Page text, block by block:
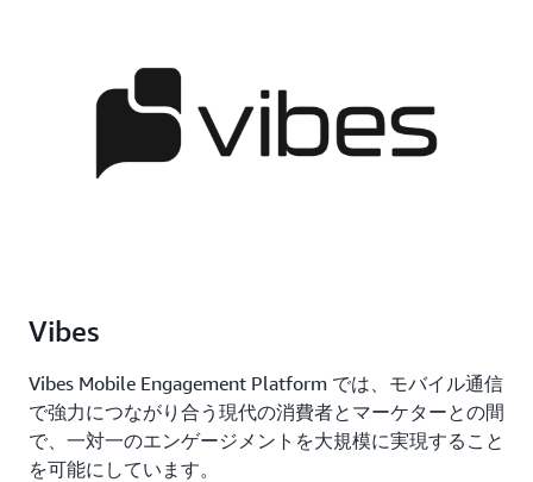
Vibes
Vibes Mobile Engagement Platform では、モバイル通信
で強力につながり合う現代の消費者とマーケターとの間
で、一対一のエンゲージメントを大規模に実現すること
を可能にしています。